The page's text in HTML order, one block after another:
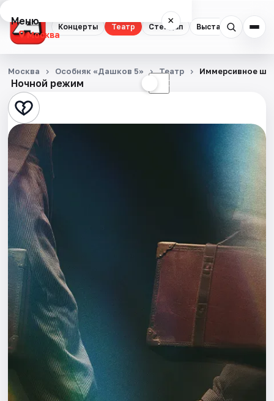
Концерты Театр Стендап Выставки
Меню ×
Москва
Концерты
Театр
Стендап
Выставки
Квесты
Экскурсии
Спорт
События
Города
Площадки
Артисты
Рейтинги
Ночной режим ☾
Москва Особняк «Дашков 5» Театр Иммерсивное